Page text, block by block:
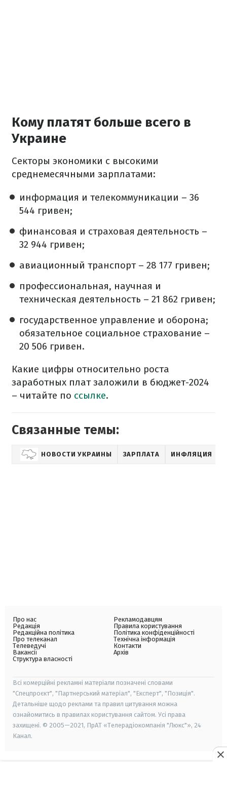
Кому платят больше всего в
Украине
Секторы экономики с высокими
среднемесячными зарплатами:
информация и телекоммуникации – 36
544 гривен;
финансовая и страховая деятельность –
32 944 гривен;
авиационный транспорт – 28 177 гривен;
профессиональная, научная и
техническая деятельность – 21 862 гривен;
государственное управление и оборона;
обязательное социальное страхование –
20 506 гривен.
Какие цифры относительно роста
заработных плат заложили в бюджет-2024
– читайте по ссылке.
Связанные темы:
НОВОСТИ УКРАИНЫ ЗАРПЛАТА ИНФЛЯЦИЯ
Про нас
Редакція
Редакційна політика
Про телеканал
Телеведучі
Вакансії
Структура власності
Рекламодавцям
Правила користування
Політика конфіденційності
Технічна інформація
Контакти
Архів
Всі комерційні рекламні матеріали позначені словами
"Спецпроєкт", "Партнерський матеріал", "Експерт", "Позиція".
Детальніше щодо реклами та правил цитування можна
ознайомитись в правилах користування сайтом. Усі права
захищені. © 2005—2021, ПрАТ «Телерадіокомпанія "Люкс"», 24
Канал.